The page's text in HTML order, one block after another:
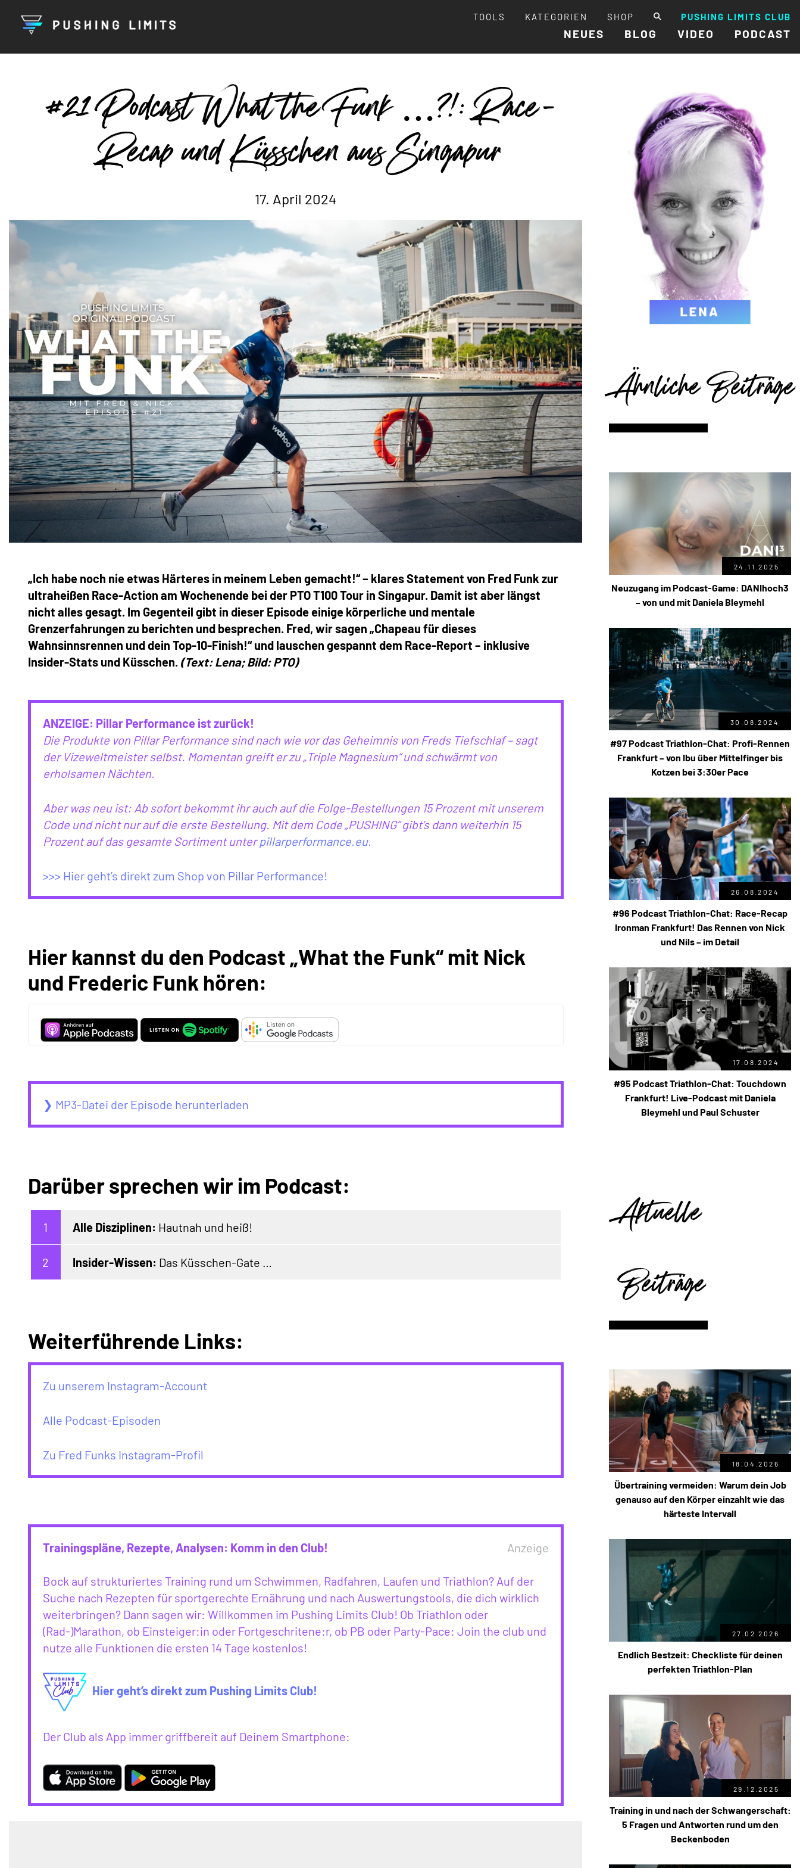
TOOLS KATEGORIEN SHOP PUSHING LIMITS CLUB
NEUES BLOG VIDEO PODCAST
#21 Podcast What the Funk …?!: Race-
Recap und Küsschen aus Singapur
17. April 2024
„Ich habe noch nie etwas Härteres in meinem Leben gemacht!“ – klares Statement von Fred Funk zur
ultraheißen Race-Action am Wochenende bei der PTO T100 Tour in Singapur. Damit ist aber längst
nicht alles gesagt. Im Gegenteil gibt in dieser Episode einige körperliche und mentale
Grenzerfahrungen zu berichten und besprechen. Fred, wir sagen „Chapeau für dieses
Wahnsinnsrennen und dein Top-10-Finish!“ und lauschen gespannt dem Race-Report – inklusive
Insider-Stats und Küsschen. (Text: Lena; Bild: PTO)
ANZEIGE: Pillar Performance ist zurück!
Die Produkte von Pillar Performance sind nach wie vor das Geheimnis von Freds Tiefschlaf – sagt
der Vizeweltmeister selbst. Momentan greift er zu „Triple Magnesium“ und schwärmt von
erholsamen Nächten.
Aber was neu ist: Ab sofort bekommt ihr auch auf die Folge-Bestellungen 15 Prozent mit unserem
Code und nicht nur auf die erste Bestellung. Mit dem Code „PUSHING“ gibt’s dann weiterhin 15
Prozent auf das gesamte Sortiment unterpillarperformance.eu.
>>> Hier geht’s direkt zum Shop von Pillar Performance!
Hier kannst du den Podcast „What the Funk“ mit Nick
und Frederic Funk hören:
❯ MP3-Datei der Episode herunterladen
Darüber sprechen wir im Podcast:
Alle Disziplinen: Hautnah und heiß!
Insider-Wissen: Das Küsschen-Gate …
Weiterführende Links:
Zu unserem Instagram-Account
Alle Podcast-Episoden
Zu Fred Funks Instagram-Profil
Trainingspläne, Rezepte, Analysen: Komm in den Club! Anzeige
Bock auf strukturiertes Training rund um Schwimmen, Radfahren, Laufen und Triathlon? Auf der
Suche nach Rezepten für sportgerechte Ernährung und nach Auswertungstools, die dich wirklich
weiterbringen? Dann sagen wir: Willkommen im Pushing Limits Club! Ob Triathlon oder
(Rad-)Marathon, ob Einsteiger:in oder Fortgeschritene:r, ob PB oder Party-Pace: Join the club und
nutze alle Funktionen die ersten 14 Tage kostenlos!
Hier geht’s direkt zum Pushing Limits Club!
Der Club als App immer griffbereit auf Deinem Smartphone:
Ähnliche Beiträge
24.11.2025
Neuzugang im Podcast-Game: DANIhoch3
– von und mit Daniela Bleymehl
30.08.2024
#97 Podcast Triathlon-Chat: Profi-Rennen
Frankfurt – von Ibu über Mittelfinger bis
Kotzen bei 3:30er Pace
26.08.2024
#96 Podcast Triathlon-Chat: Race-Recap
Ironman Frankfurt! Das Rennen von Nick
und Nils – im Detail
17.08.2024
#95 Podcast Triathlon-Chat: Touchdown
Frankfurt! Live-Podcast mit Daniela
Bleymehl und Paul Schuster
Aktuelle
Beiträge
18.04.2026
Übertraining vermeiden: Warum dein Job
genauso auf den Körper einzahlt wie das
härteste Intervall
27.02.2026
Endlich Bestzeit: Checkliste für deinen
perfekten Triathlon-Plan
29.12.2025
Training in und nach der Schwangerschaft:
5 Fragen und Antworten rund um den
Beckenboden